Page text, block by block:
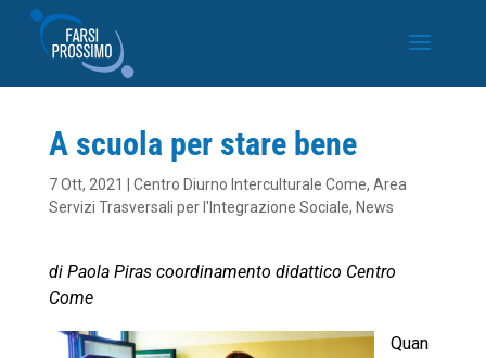
A scuola per stare bene
7 Ott, 2021 Centro Diurno Interculturale Come, Area
Servizi Trasversali per l'Integrazione Sociale, News
di Paola Piras coordinamento didattico Centro
Come
Quan